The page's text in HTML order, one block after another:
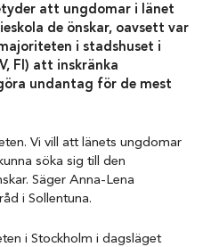
att ungdomar i länet
de önskar, oavsett var
i stadshuset i
FI) att inskränka
undantag för de mest
Vi vill att länets ungdomar
söka sig till den
Säger Anna-Lena
i Sollentuna.
i Stockholm i dagsläget